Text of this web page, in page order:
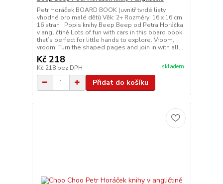
Petr Horáček BOARD BOOK (uvnitř tvrdé listy,
vhodné pro malé děti) Věk: 2+ Rozměry: 16 x 16 cm,
16 stran Popis knihy Beep Beep od Petra Horáčka
v angličtině Lots of fun with cars in this board book
that’s perfect for little hands to explore. Vroom,
vroom. Turn the shaped pages and join in with all...
Kč 218
Kč 218 bez DPH skladem
Přidat do košíku